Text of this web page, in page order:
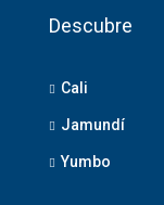
Descubre
Cali
Jamundí
Yumbo